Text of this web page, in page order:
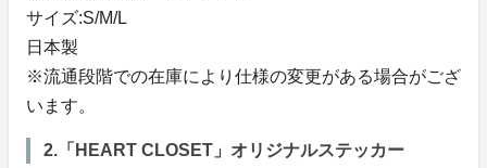
サイズ:S/M/L
日本製
※流通段階での在庫により仕様の変更がある場合がござ
います。
2.「HEART CLOSET」オリジナルステッカー